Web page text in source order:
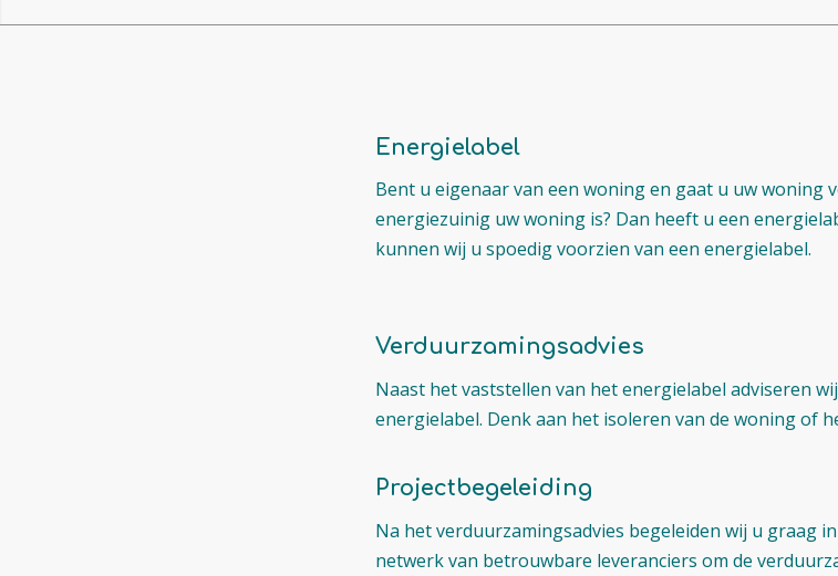
Energielabel
Bent u eigenaar van een woning en gaat u uw woning
energiezuinig uw woning is? Dan heeft u een
kunnen wij u spoedig voorzien van een energielabel.
Verduurzamingsadvies
Naast het vaststellen van het energielabel adviseren
energielabel. Denk aan het isoleren van de woning of
Projectbegeleiding
Na het verduurzamingsadvies begeleiden wij u graag
netwerk van betrouwbare leveranciers om de